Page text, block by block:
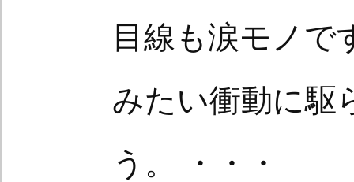
目線も涙モノで
みたい衝動に駆
う。 ・・・